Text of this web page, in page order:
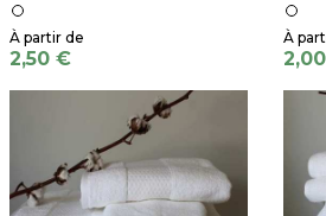
2,50 €